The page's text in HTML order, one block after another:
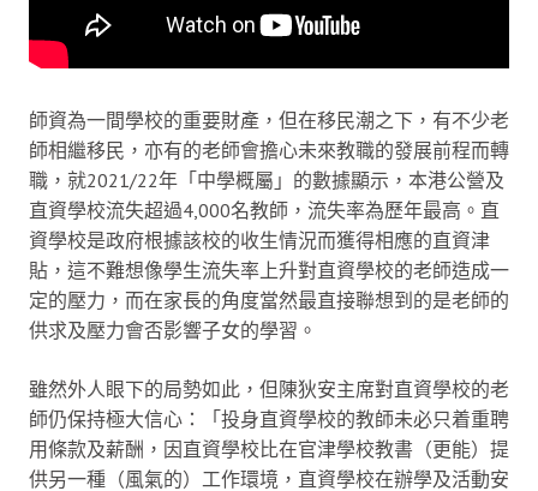
師資為一間學校的重要財產，但在移民潮之下，有不少老
師相繼移民，亦有的老師會擔心未來教職的發展前程而轉
職，就2021/22年「中學概屬」的數據顯示，本港公營及
直資學校流失超過4,000名教師，流失率為歷年最高。直
資學校是政府根據該校的收生情況而獲得相應的直資津
貼，這不難想像學生流失率上升對直資學校的老師造成一
定的壓力，而在家長的角度當然最直接聯想到的是老師的
供求及壓力會否影響子女的學習。
雖然外人眼下的局勢如此，但陳狄安主席對直資學校的老
師仍保持極大信心：「投身直資學校的教師未必只着重聘
用條款及薪酬，因直資學校比在官津學校教書（更能）提
供另一種（風氣的）工作環境，直資學校在辦學及活動安